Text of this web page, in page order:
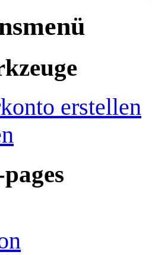
erstellen